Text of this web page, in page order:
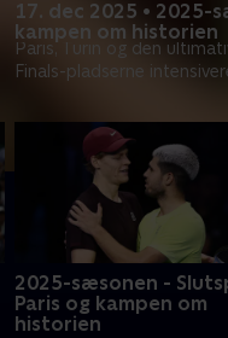
17. dec 2025 • 2025-
kampen om historien
Paris, Turin og den
Finals-pladserne
2025-sæsonen -
Paris og kampen om
historien